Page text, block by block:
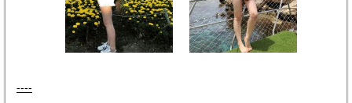
----